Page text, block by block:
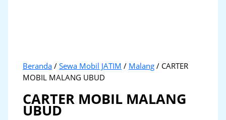
Beranda /Sewa Mobil JATIM / Malang / CARTER
MOBIL MALANG UBUD
CARTER MOBIL MALANG
UBUD